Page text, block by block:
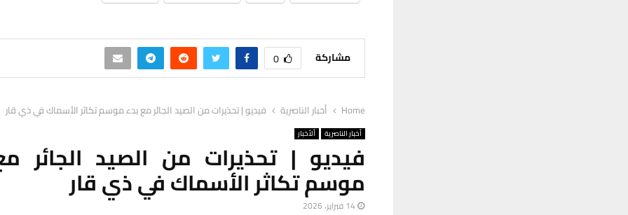
مشاركة 0
Home أخبار الناصرية فيديو | تحذيرات من الصيد الجائر مع بدء موسم تكاثر الأسماك في ذي قار
أخبار الناصرية ألأخبار
فيديو | تحذيرات من الصيد الجائر
موسم تكاثر الأسماك في ذي قار
14 فبراير، 2026